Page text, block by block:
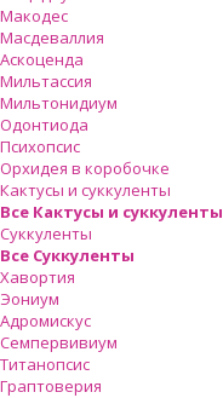
Макодес
Масдеваллия
Аскоценда
Мильтассия
Мильтонидиум
Одонтиода
Психопсис
Орхидея в коробочке
Кактусы и суккуленты
Все Кактусы и суккуленты
Суккуленты
Все Суккуленты
Хавортия
Эониум
Адромискус
Семпервивиум
Титанопсис
Граптоверия